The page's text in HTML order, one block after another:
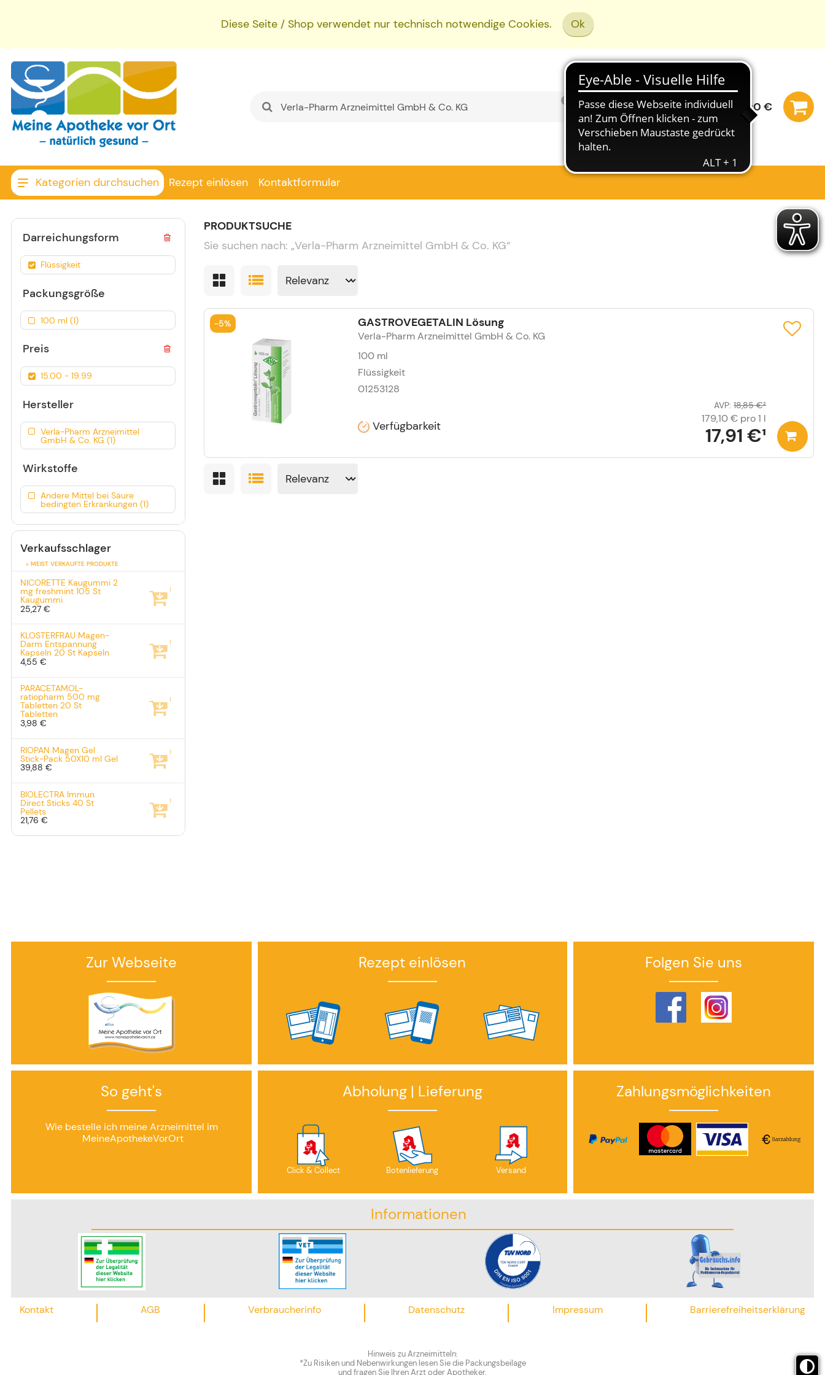
Diese Seite / Shop verwendet nur technisch notwendige Cookies. Ok
0,00 €
Kategorien durchsuchen Rezept einlösen Kontaktformular
PRODUKTSUCHE
Sie suchen nach: „Verla-Pharm Arzneimittel GmbH & Co. KG“
GASTROVEGETALIN Lösung
Verla-Pharm Arzneimittel GmbH & Co. KG
100 ml
Flüssigkeit
01253128
Verfügbarkeit 17,91 €¹
AVP: 18,85 €²
179,10 €pro 1 l
-5%
Darreichungsform
Flüssigkeit
Packungsgröße
100 ml (1)
Preis
15.00 - 19.99
Hersteller
Verla-Pharm Arzneimittel
GmbH & Co. KG (1)
Wirkstoffe
Andere Mittel bei Säure
bedingten Erkrankungen (1)
Verkaufsschlager
» MEIST VERKAUFTE PRODUKTE
NICORETTE Kaugummi 2
mg freshmint105 St
Kaugummi
25,27 €
1
KLOSTERFRAU Magen-
Darm Entspannung
Kapseln20 St Kapseln
4,55 €
1
PARACETAMOL-
ratiopharm 500 mg
Tabletten20 St
Tabletten
3,98 €
1
RIOPAN Magen Gel
Stick-Pack50X10 mlGel
39,88 €
1
BIOLECTRA Immun
Direct Sticks40 St
Pellets
21,76 €
1
Zur Webseite
So geht's
Wie bestelle ich meine Arzneimittel im
MeineApothekeVorOrt
Rezept einlösen
Abholung | Lieferung
Click & Collect Botenlieferung Versand
Folgen Sie uns
Zahlungsmöglichkeiten
Informationen
Kontakt AGB Verbraucherinfo Datenschutz Impressum Barrierefreiheitserklärung
Hinweis zu Arzneimitteln:
*Zu Risiken und Nebenwirkungen lesen Sie die Packungsbeilage
und fragen Sie Ihren Arzt oder Apotheker.